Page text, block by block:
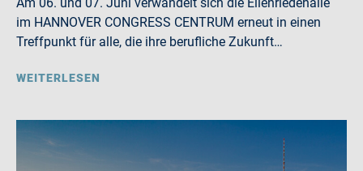
im HANNOVER CONGRESS CENTRUM erneut in einen
Treffpunkt für alle, die ihre berufliche Zukunft…
WEITERLESEN